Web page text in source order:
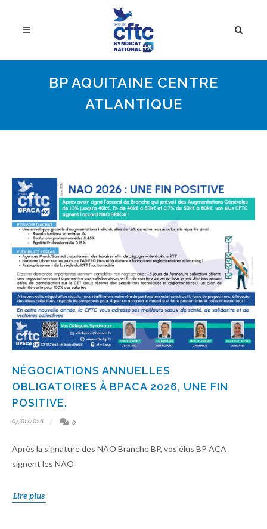
BP AQUITAINE CENTRE
ATLANTIQUE
NÉGOCIATIONS ANNUELLES
OBLIGATOIRES À BPACA 2026, UNE FIN
POSITIVE.
07/01/2026 0
Après la signature des NAO Branche BP, vos élus BP ACA
signent les NAO
Lire plus